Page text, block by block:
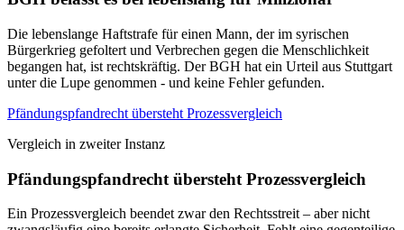
Die lebenslange Haftstrafe für einen Mann, der im syrischen
Bürgerkrieg gefoltert und Verbrechen gegen die Menschlichkeit
begangen hat, ist rechtskräftig. Der BGH hat ein Urteil aus Stuttgart
unter die Lupe genommen - und keine Fehler gefunden.
Pfändungspfandrecht übersteht Prozessvergleich
Vergleich in zweiter Instanz
Pfändungspfandrecht übersteht Prozessvergleich
Ein Prozessvergleich beendet zwar den Rechtsstreit – aber nicht